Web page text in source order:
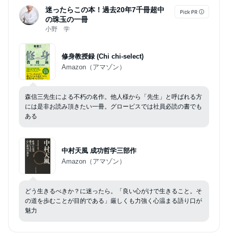
迷ったらこの本！過去20年7千冊超中
の珠玉の一冊
小野 学
修身教授録 (Chi chi-select)
Amazon（アマゾン）
森信三先生による不朽の名作。他人様から「先生」と呼ばれる方
には是非お読み頂きたい一冊。グロービスでは社員必読の書でも
ある
中村天風 成功哲学三部作
Amazon（アマゾン）
どう生きるべきか？に迷ったら。「良い心がけで生きること。そ
の道を歩むことが目的である」厳しくも力強く心温まる語り口が
魅力